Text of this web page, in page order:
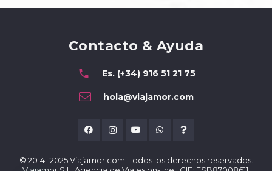
Contacto & Ayuda
phone Es. (+34) 916 51 21 75
hola@viajamor.com
© 2014- 2025 Viajamor.com. Todos los derechos reservados.